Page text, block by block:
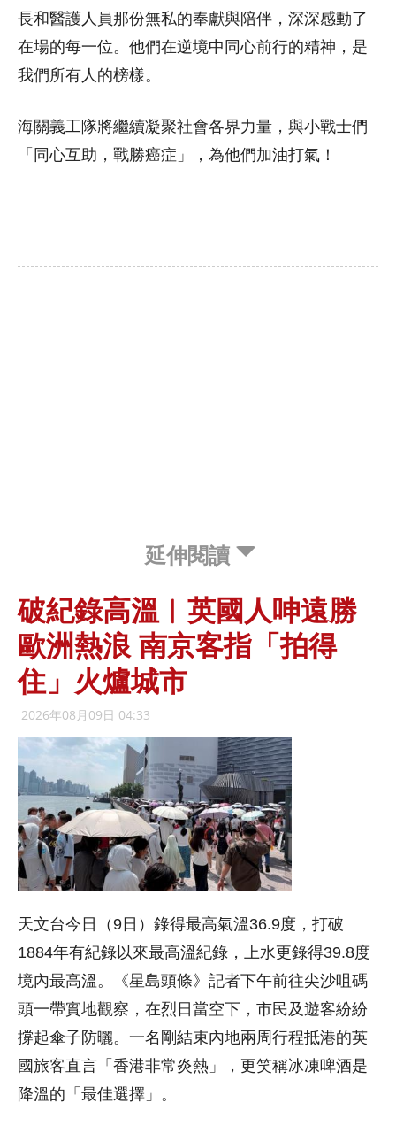
長和醫護人員那份無私的奉獻與陪伴，深深感動了
在場的每一位。他們在逆境中同心前行的精神，是
我們所有人的榜樣。
海關義工隊將繼續凝聚社會各界力量，與小戰士們
「同心互助，戰勝癌症」，為他們加油打氣！
延伸閱讀
破紀錄高溫︱英國人呻遠勝
歐洲熱浪 南京客指「拍得
住」火爐城市
2026年08月09日 04:33
天文台今日（9日）錄得最高氣溫36.9度，打破
1884年有紀錄以來最高溫紀錄，上水更錄得39.8度
境內最高溫。《星島頭條》記者下午前往尖沙咀碼
頭一帶實地觀察，在烈日當空下，市民及遊客紛紛
撐起傘子防曬。一名剛結束內地兩周行程抵港的英
國旅客直言「香港非常炎熱」，更笑稱冰凍啤酒是
降溫的「最佳選擇」。